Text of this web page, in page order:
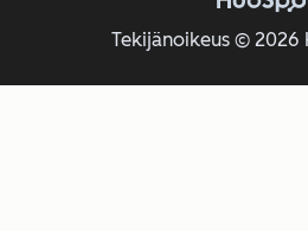
Tekijänoikeus © 2026